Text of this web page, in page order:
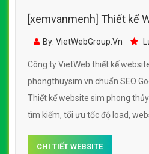
[xemvanmenh] Thiết kế
thủy - phongthuysim.vn -
By: VietWebGroup.Vn
Công ty VietWeb thiết kế
phongthuysim.vn chuẩn SEO
Thiết kế website sim phong
tìm kiếm, tối ưu tốc độ load,
thủy phongthuysim.vn
CHI TIẾT WEBSITE